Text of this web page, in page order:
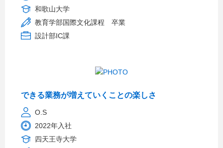
和歌山大学
教育学部国際文化課程 卒業
設計部IC課
できる業務が増えていくことの楽しさ
O.S
2022年入社
四天王寺大学